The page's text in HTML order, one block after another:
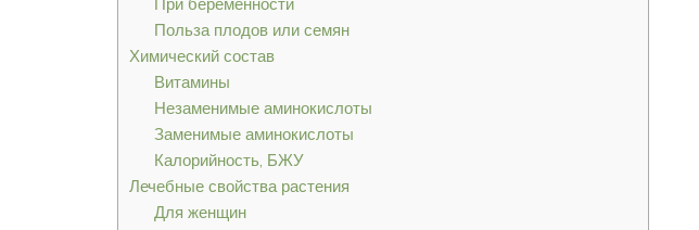
Польза плодов или семян
Химический состав
Витамины
Незаменимые аминокислоты
Заменимые аминокислоты
Калорийность, БЖУ
Лечебные свойства растения
Для женщин